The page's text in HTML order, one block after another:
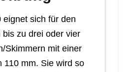
eignet sich für den
zu drei oder vier
Skimmern mit einer
110 mm. Sie wird so